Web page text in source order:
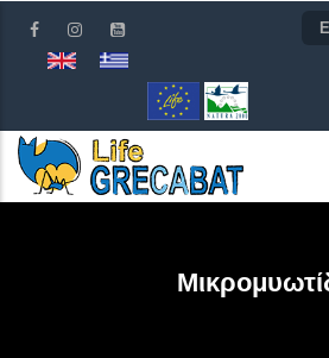
προς
περιεχόμενο